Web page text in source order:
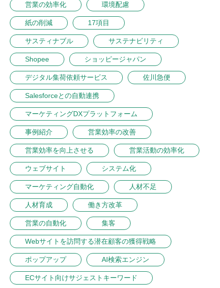
営業の効率化 環境配慮
紙の削減 17項目
サスティナブル サステナビリティ
Shopee ショッピージャパン
デジタル集荷依頼サービス 佐川急便
Salesforceとの自動連携
マーケティングDXプラットフォーム
事例紹介 営業効率の改善
営業効率を向上させる 営業活動の効率化
ウェブサイト システム化
マーケティング自動化 人材不足
人材育成 働き方改革
営業の自動化 集客
Webサイトを訪問する潜在顧客の獲得戦略
ポップアップ AI検索エンジン
ECサイト向けサジェストキーワード